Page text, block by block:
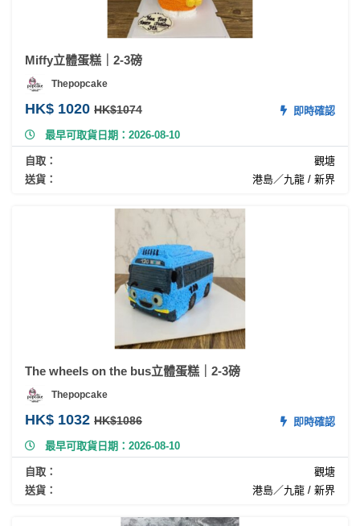
Miffy立體蛋糕｜2-3磅
Thepopcake
HK$ 1020 HK$1074
即時確認
最早可取貨日期：2026-08-10
自取：
觀塘
送貨：
港島／九龍 / 新界
The wheels on the bus立體蛋糕｜2-3磅
Thepopcake
HK$ 1032 HK$1086
即時確認
最早可取貨日期：2026-08-10
自取：
觀塘
送貨：
港島／九龍 / 新界